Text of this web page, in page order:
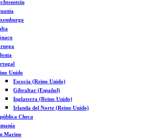
Unido
Escocia (Reino Unido)
Gibraltar (Español)
Inglaterra (Reino Unido)
Irlanda del Norte (Reino Unido)
Checa
Marino